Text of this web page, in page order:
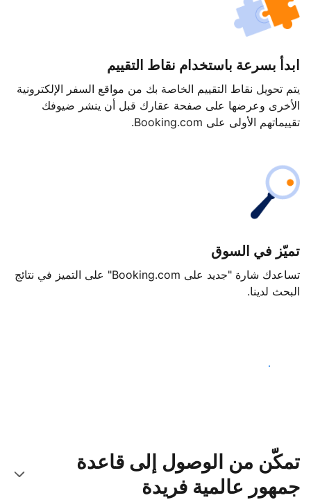
ابدأ بسرعة باستخدام نقاط التقييم
يتم تحويل نقاط التقييم الخاصة بك من مواقع السفر الإلكترونية
الأخرى وعرضها على صفحة عقارك قبل أن ينشر ضيوفك
تقييماتهم الأولى على Booking.com.
تميّز في السوق
تساعدك شارة "جديد على Booking.com" على التميز في نتائج
البحث لدينا.
ابدأ اليوم
تمكّن من الوصول إلى قاعدة
جمهور عالمية فريدة